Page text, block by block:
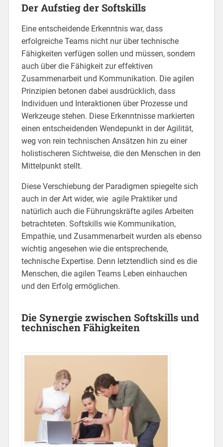
Der Aufstieg der Softskills
Eine entscheidende Erkenntnis war, dass
erfolgreiche Teams nicht nur über technische
Fähigkeiten verfügen sollen und müssen, sondern
auch über die Fähigkeit zur effektiven
Zusammenarbeit und Kommunikation. Die agilen
Prinzipien betonen dabei ausdrücklich, dass
Individuen und Interaktionen über Prozesse und
Werkzeuge stehen. Diese Erkenntnisse markierten
einen entscheidenden Wendepunkt in der Agilität,
weg von rein technischen Ansätzen hin zu einer
holistischeren Sichtweise, die den Menschen in den
Mittelpunkt stellt.
Diese Verschiebung der Paradigmen spiegelte sich
auch in der Art wider, wie agile Praktiker und
natürlich auch die Führungskräfte agiles Arbeiten
betrachteten. Softskills wie Kommunikation,
Empathie, und Zusammenarbeit wurden als ebenso
wichtig angesehen wie die entsprechende,
technische Expertise. Denn letztendlich sind es die
Menschen, die agilen Teams Leben einhauchen
und den Erfolg ermöglichen.
Die Synergie zwischen Softskills und
technischen Fähigkeiten